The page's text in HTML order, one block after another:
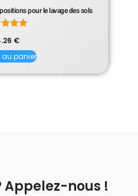
pour le lavage des sols
5
€
au panier
Appelez-nous !